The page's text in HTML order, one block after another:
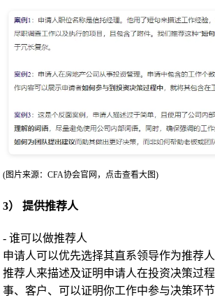
(图片来源：CFA协会官网，点击查看大图)
3） 提供推荐人
- 谁可以做推荐人
申请人可以优先选择其直系领导作为推荐
推荐人来描述及证明申请人在投资决策过
事、客户、可以证明你工作中参与决策环